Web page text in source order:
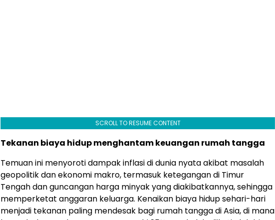
SCROLL TO RESUME CONTENT
Tekanan biaya hidup menghantam keuangan rumah tangga
Temuan ini menyoroti dampak inflasi di dunia nyata akibat masalah
geopolitik dan ekonomi makro, termasuk ketegangan di Timur
Tengah dan guncangan harga minyak yang diakibatkannya, sehingga
memperketat anggaran keluarga. Kenaikan biaya hidup sehari-hari
menjadi tekanan paling mendesak bagi rumah tangga di Asia, di mana